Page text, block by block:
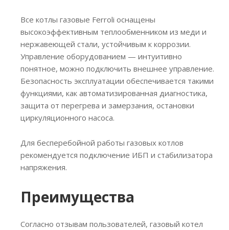
Все котлы газовые Ferroli оснащены
высокоэффективным теплообменником из меди и
нержавеющей стали, устойчивым к коррозии.
Управление оборудованием — интуитивно
понятное, можно подключить внешнее управление.
Безопасность эксплуатации обеспечивается такими
функциями, как автоматизированная диагностика,
защита от перегрева и замерзания, остановки
циркуляционного насоса.
Для бесперебойной работы газовых котлов
рекомендуется подключение ИБП и стабилизатора
напряжения.
Преимущества
Согласно отзывам пользователей, газовый котел